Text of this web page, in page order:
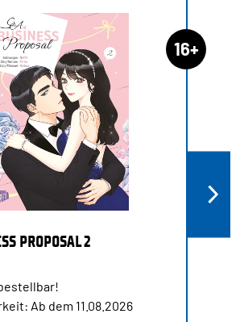
16+
PROPOSAL 2
Ab dem 11.08.2026